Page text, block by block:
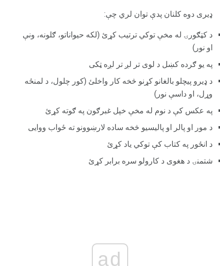
ډیری دوه کلنان پدې توان لري چې:
د کټګورۍ له مخې توکي ترتیب کړئ (لکه حیواناتو، ګلونه، ونې
او نور)
په یو ګرده کښل د لوی تر لږ تر لږه ټکی
د ډیرو پیچلو بالغانو کړنو څخه کار واخلئ (کور چلول، د لمنځه
وړل، او داسې نور)
په عکس کې د نوم له مخې خپل غبرګون په ګوته کړئ
د مور او پالر او پالیسیو څخه ساده لارښوونو ته ځواب ووایی
د انځور په کتاب کې توکي یاد کړئ
شتمنۍ د هغوی د کارولو سره برابر کړئ
ad